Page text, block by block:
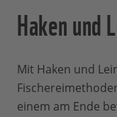
Haken und
Mit Haken und
einem am Ende